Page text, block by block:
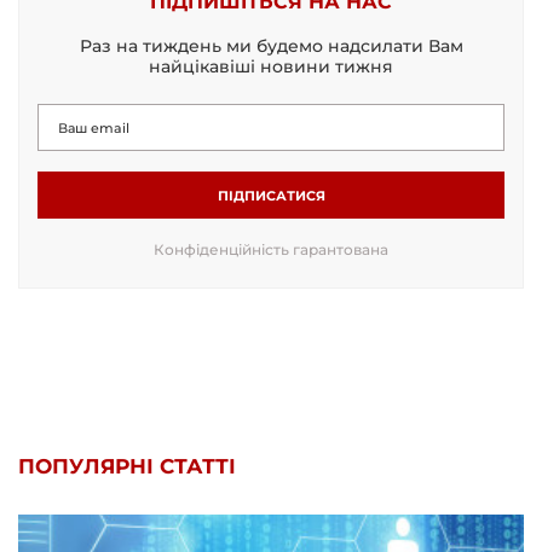
Раз на тиждень ми будемо надсилати Вам
найцікавіші новини тижня
ПІДПИСАТИСЯ
Конфіденційність гарантована
ПОПУЛЯРНІ СТАТТІ